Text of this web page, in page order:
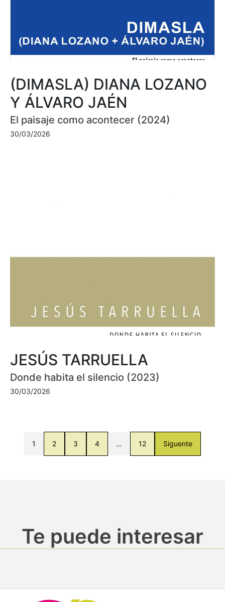
(DIMASLA) DIANA LOZANO
Y ÁLVARO JAÉN
El paisaje como acontecer (2024)
30/03/2026
JESÚS TARRUELLA
Donde habita el silencio (2023)
30/03/2026
1 2 3 4 … 12 Siguente
Te puede interesar